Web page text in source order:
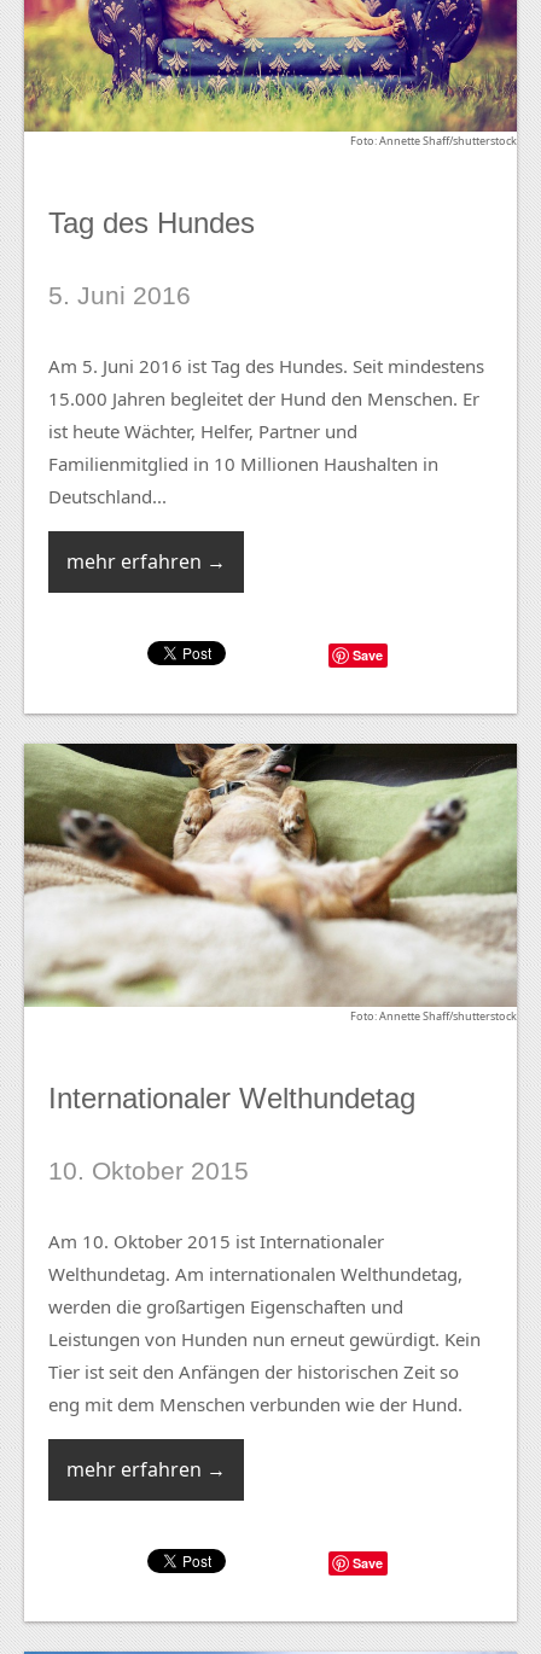
Foto: Annette Shaff/shutterstock
Tag des Hundes
5. Juni 2016
Am 5. Juni 2016 ist Tag des Hundes. Seit mindestens
15.000 Jahren begleitet der Hund den Menschen. Er
ist heute Wächter, Helfer, Partner und
Familienmitglied in 10 Millionen Haushalten in
Deutschland...
mehr erfahren →
Save
Foto: Annette Shaff/shutterstock
Internationaler Welthundetag
10. Oktober 2015
Am 10. Oktober 2015 ist Internationaler
Welthundetag. Am internationalen Welthundetag,
werden die großartigen Eigenschaften und
Leistungen von Hunden nun erneut gewürdigt. Kein
Tier ist seit den Anfängen der historischen Zeit so
eng mit dem Menschen verbunden wie der Hund.
mehr erfahren →
Save